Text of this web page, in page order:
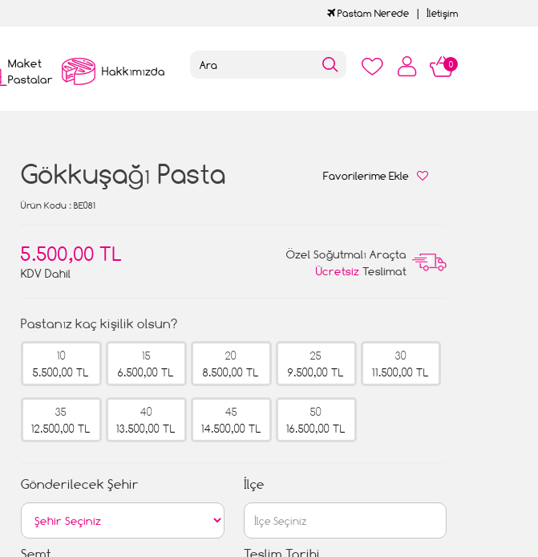
Pastam Nerede İletişim
Maket
Pastalar
Hakkımızda 0
Gökkuşağı Pasta Favorilerime Ekle
Ürün Kodu : BE081
5.500,00 TL
KDV Dahil
Özel Soğutmalı Araçta
Ücretsiz Teslimat
Pastanız kaç kişilik olsun?
10
5.500,00 TL
15
6.500,00 TL
20
8.500,00 TL
25
9.500,00 TL
30
11.500,00 TL
35
12.500,00 TL
40
13.500,00 TL
45
14.500,00 TL
50
16.500,00 TL
Gönderilecek Şehir İlçe